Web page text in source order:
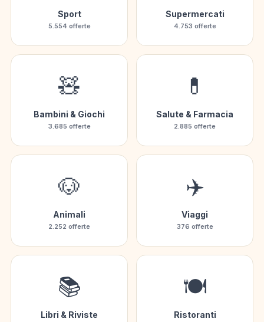
Sport
5.554 offerte
Supermercati
4.753 offerte
🧸
Bambini & Giochi
3.685 offerte
💊
Salute & Farmacia
2.885 offerte
🐶
Animali
2.252 offerte
✈️
Viaggi
376 offerte
📚
Libri & Riviste
🍽️
Ristoranti